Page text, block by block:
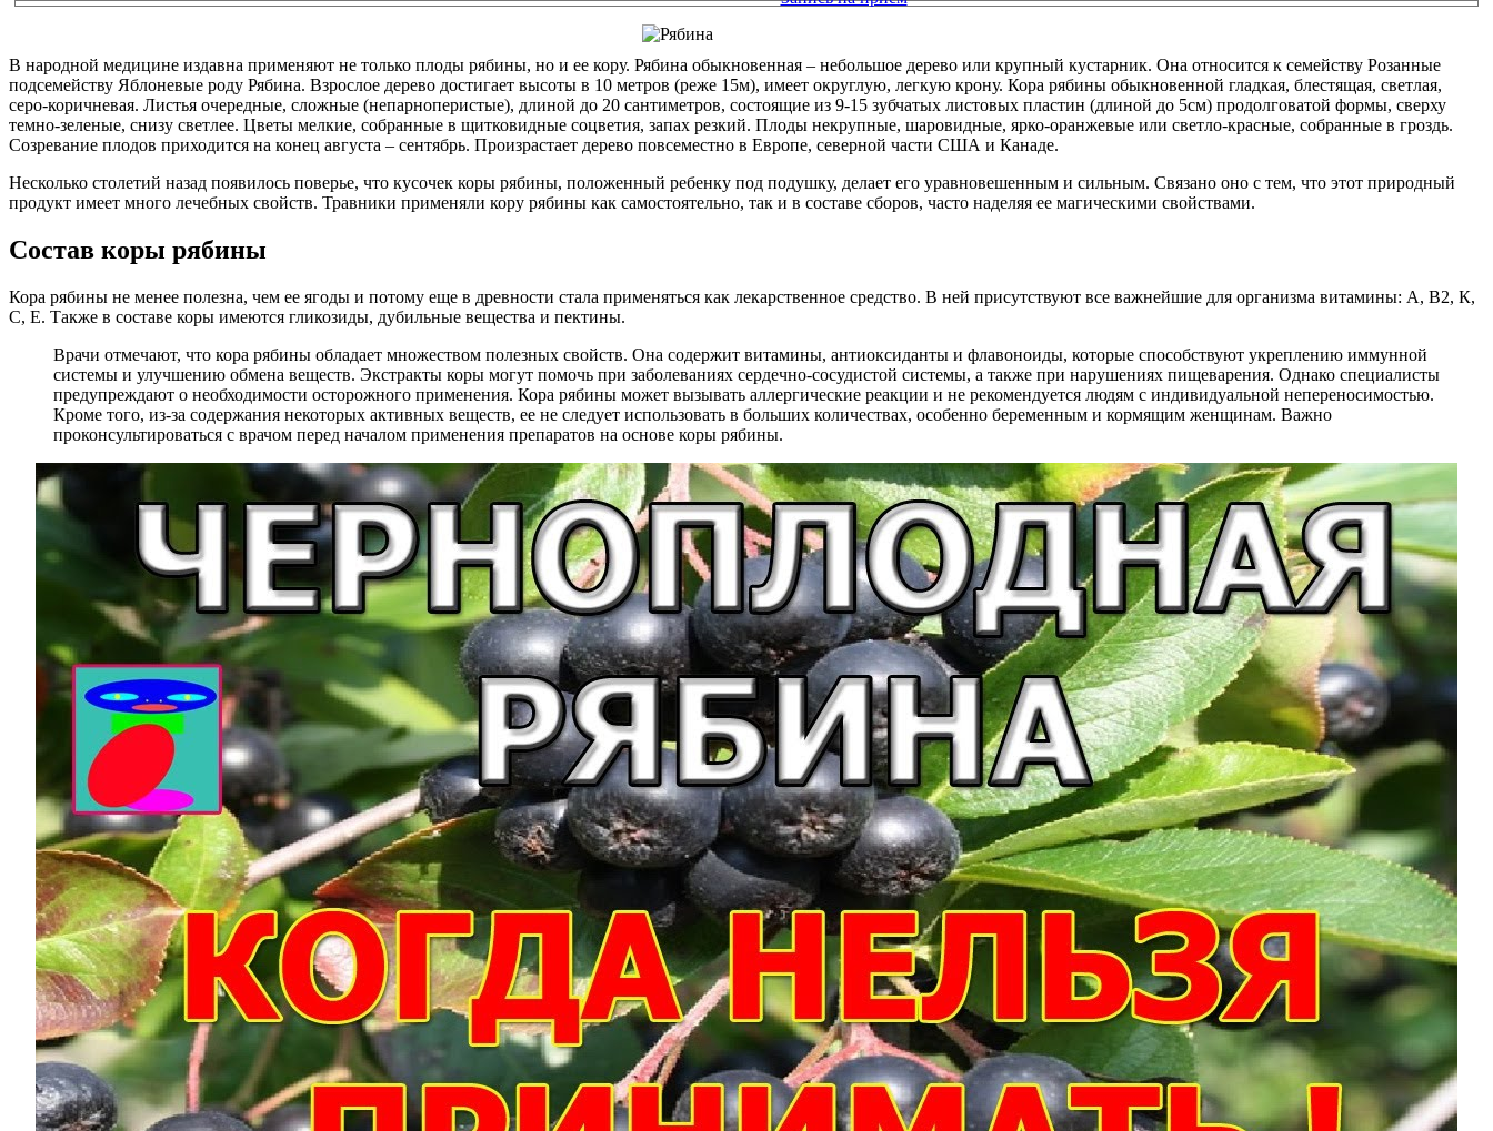
В народной медицине издавна применяют не только плоды рябины, но и ее кору. Рябина обыкновенная – небольшое дерево или крупный кустарник. Она относится к семейству Розанные
подсемейству Яблоневые роду Рябина. Взрослое дерево достигает высоты в 10 метров (реже 15м), имеет округлую, легкую крону. Кора рябины обыкновенной гладкая, блестящая, светлая,
серо-коричневая. Листья очередные, сложные (непарноперистые), длиной до 20 сантиметров, состоящие из 9-15 зубчатых листовых пластин (длиной до 5см) продолговатой формы, сверху
темно-зеленые, снизу светлее. Цветы мелкие, собранные в щитковидные соцветия, запах резкий. Плоды некрупные, шаровидные, ярко-оранжевые или светло-красные, собранные в гроздь.
Созревание плодов приходится на конец августа – сентябрь. Произрастает дерево повсеместно в Европе, северной части США и Канаде.
Несколько столетий назад появилось поверье, что кусочек коры рябины, положенный ребенку под подушку, делает его уравновешенным и сильным. Связано оно с тем, что этот природный
продукт имеет много лечебных свойств. Травники применяли кору рябины как самостоятельно, так и в составе сборов, часто наделяя ее магическими свойствами.
Состав коры рябины
Кора рябины не менее полезна, чем ее ягоды и потому еще в древности стала применяться как лекарственное средство. В ней присутствуют все важнейшие для организма витамины: А, В2, К,
С, Е. Также в составе коры имеются гликозиды, дубильные вещества и пектины.
Врачи отмечают, что кора рябины обладает множеством полезных свойств. Она содержит витамины, антиоксиданты и флавоноиды, которые способствуют укреплению иммунной
системы и улучшению обмена веществ. Экстракты коры могут помочь при заболеваниях сердечно-сосудистой системы, а также при нарушениях пищеварения. Однако специалисты
предупреждают о необходимости осторожного применения. Кора рябины может вызывать аллергические реакции и не рекомендуется людям с индивидуальной непереносимостью.
Кроме того, из-за содержания некоторых активных веществ, ее не следует использовать в больших количествах, особенно беременным и кормящим женщинам. Важно
проконсультироваться с врачом перед началом применения препаратов на основе коры рябины.